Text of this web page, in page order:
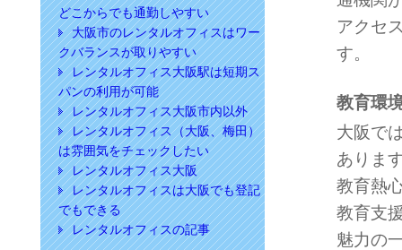
どこからでも通勤しやすい
大阪市のレンタルオフィスはワー
クバランスが取りやすい
レンタルオフィス大阪駅は短期ス
パンの利用が可能
レンタルオフィス大阪市内以外
レンタルオフィス（大阪、梅田）
は雰囲気をチェックしたい
レンタルオフィス大阪
レンタルオフィスは大阪でも登記
でもできる
レンタルオフィスの記事
アクセ
す。
教育環
大阪で
ありま
教育熱
教育支
魅力の